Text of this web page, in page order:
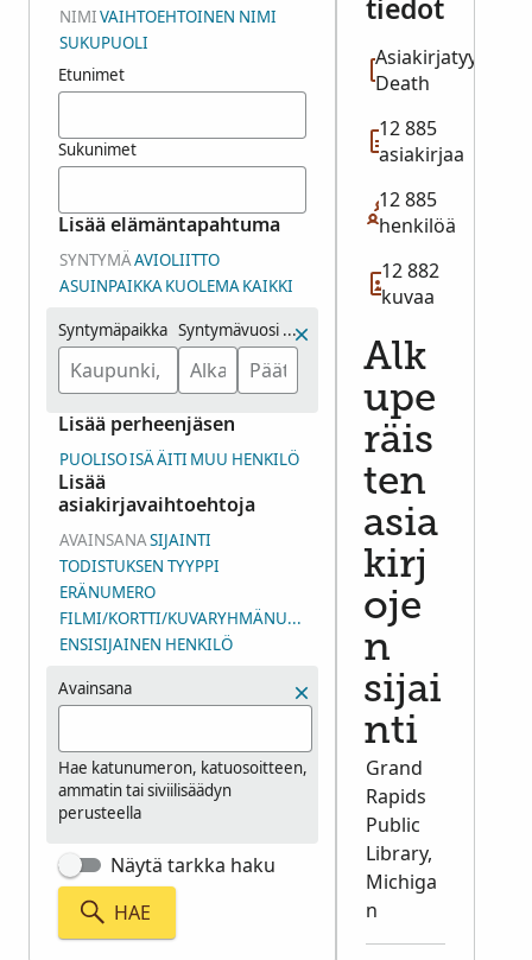
NIMIVAIHTOEHTOINEN NIMI
SUKUPUOLI
Etunimet
Sukunimet
Lisää elämäntapahtuma
SYNTYMÄAVIOLIITTO
ASUINPAIKKAKUOLEMAKAIKKI
Syntymäpaikka Syntymävuosi (aikaväli)
Lisää perheenjäsen
PUOLISOISÄÄITI MUU HENKILÖ
Lisää
asiakirjavaihtoehtoja
AVAINSANASIJAINTI
TODISTUKSEN TYYPPI
ERÄNUMERO
FILMI/KORTTI/KUVARYHMÄNUMERO (DGS)
ENSISIJAINEN HENKILÖ
Avainsana
Hae katunumeron, katuosoitteen,
ammatin tai siviilisäädyn
perusteella
Näytä tarkka haku
HAE
tiedot
Asiakirjatyyppi:
Death
12 885
asiakirjaa
12 885
henkilöä
12 882
kuvaa
Alk
upe
räis
ten
asia
kirj
oje
n
sijai
nti
Grand
Rapids
Public
Library,
Michiga
n